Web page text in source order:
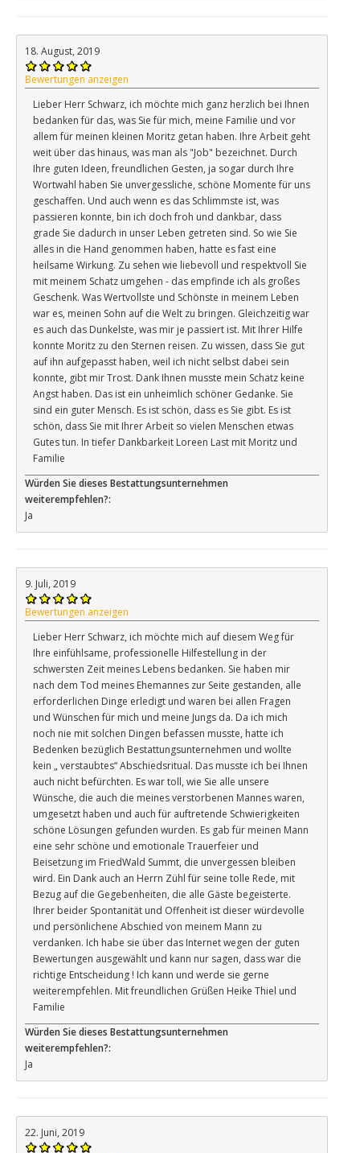
18. August, 2019
Bewertungen anzeigen
Lieber Herr Schwarz, ich möchte mich ganz herzlich bei Ihnen
bedanken für das, was Sie für mich, meine Familie und vor
allem für meinen kleinen Moritz getan haben. Ihre Arbeit geht
weit über das hinaus, was man als "Job" bezeichnet. Durch
Ihre guten Ideen, freundlichen Gesten, ja sogar durch Ihre
Wortwahl haben Sie unvergessliche, schöne Momente für uns
geschaffen. Und auch wenn es das Schlimmste ist, was
passieren konnte, bin ich doch froh und dankbar, dass
grade Sie dadurch in unser Leben getreten sind. So wie Sie
alles in die Hand genommen haben, hatte es fast eine
heilsame Wirkung. Zu sehen wie liebevoll und respektvoll Sie
mit meinem Schatz umgehen - das empfinde ich als großes
Geschenk. Was Wertvollste und Schönste in meinem Leben
war es, meinen Sohn auf die Welt zu bringen. Gleichzeitig war
es auch das Dunkelste, was mir je passiert ist. Mit Ihrer Hilfe
konnte Moritz zu den Sternen reisen. Zu wissen, dass Sie gut
auf ihn aufgepasst haben, weil ich nicht selbst dabei sein
konnte, gibt mir Trost. Dank Ihnen musste mein Schatz keine
Angst haben. Das ist ein unheimlich schöner Gedanke. Sie
sind ein guter Mensch. Es ist schön, dass es Sie gibt. Es ist
schön, dass Sie mit Ihrer Arbeit so vielen Menschen etwas
Gutes tun. In tiefer Dankbarkeit Loreen Last mit Moritz und
Familie
Würden Sie dieses Bestattungsunternehmen
weiterempfehlen?:
Ja
9. Juli, 2019
Bewertungen anzeigen
Lieber Herr Schwarz, ich möchte mich auf diesem Weg für
Ihre einfühlsame, professionelle Hilfestellung in der
schwersten Zeit meines Lebens bedanken. Sie haben mir
nach dem Tod meines Ehemannes zur Seite gestanden, alle
erforderlichen Dinge erledigt und waren bei allen Fragen
und Wünschen für mich und meine Jungs da. Da ich mich
noch nie mit solchen Dingen befassen musste, hatte ich
Bedenken bezüglich Bestattungsunternehmen und wollte
kein „ verstaubtes“ Abschiedsritual. Das musste ich bei Ihnen
auch nicht befürchten. Es war toll, wie Sie alle unsere
Wünsche, die auch die meines verstorbenen Mannes waren,
umgesetzt haben und auch für auftretende Schwierigkeiten
schöne Lösungen gefunden wurden. Es gab für meinen Mann
eine sehr schöne und emotionale Trauerfeier und
Beisetzung im FriedWald Summt, die unvergessen bleiben
wird. Ein Dank auch an Herrn Zühl für seine tolle Rede, mit
Bezug auf die Gegebenheiten, die alle Gäste begeisterte.
Ihrer beider Spontanität und Offenheit ist dieser würdevolle
und persönlichene Abschied von meinem Mann zu
verdanken. Ich habe sie über das Internet wegen der guten
Bewertungen ausgewählt und kann nur sagen, dass war die
richtige Entscheidung ! Ich kann und werde sie gerne
weiterempfehlen. Mit freundlichen Grüßen Heike Thiel und
Familie
Würden Sie dieses Bestattungsunternehmen
weiterempfehlen?:
Ja
22. Juni, 2019